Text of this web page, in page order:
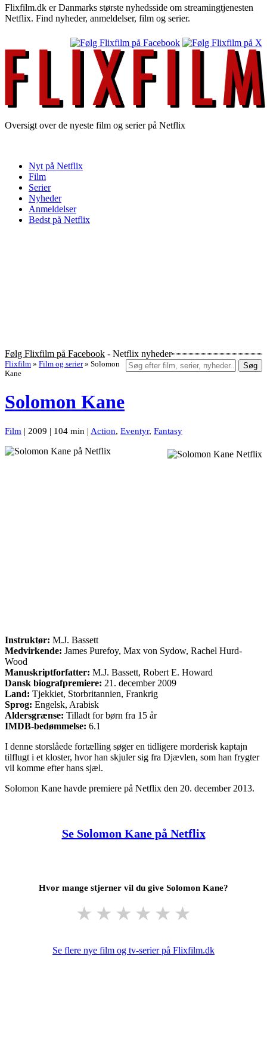
Flixfilm.dk er Danmarks største nyhedsside om streamingtjenesten
Netflix. Find nyheder, anmeldelser, film og serier.
Oversigt over de nyeste film og serier på Netflix
Nyt på Netflix
Film
Serier
Nyheder
Anmeldelser
Bedst på Netflix
Følg Flixfilm på Facebook - Netflix nyheder
Søg
Flixfilm » Film og serier » Solomon
Kane
Solomon Kane
Film | 2009 | 104 min | Action, Eventyr, Fantasy
Instruktør: M.J. Bassett
Medvirkende: James Purefoy, Max von Sydow, Rachel Hurd-
Wood
Manuskriptforfatter: M.J. Bassett, Robert E. Howard
Dansk biografpremiere: 21. december 2009
Land: Tjekkiet, Storbritannien, Frankrig
Sprog: Engelsk, Arabisk
Aldersgrænse: Tilladt for børn fra 15 år
IMDB-bedømmelse: 6.1
I denne storslåede fortælling søger en tidligere morderisk kaptajn
tilflugt i et kloster, hvor han skjuler sig fra Djævlen, som han frygter
vil komme efter hans sjæl.
Solomon Kane havde premiere på Netflix den 20. december 2013.
Se Solomon Kane på Netflix
Hvor mange stjerner vil du give Solomon Kane?
★ ★ ★ ★ ★ ★
Se flere nye film og tv-serier på Flixfilm.dk